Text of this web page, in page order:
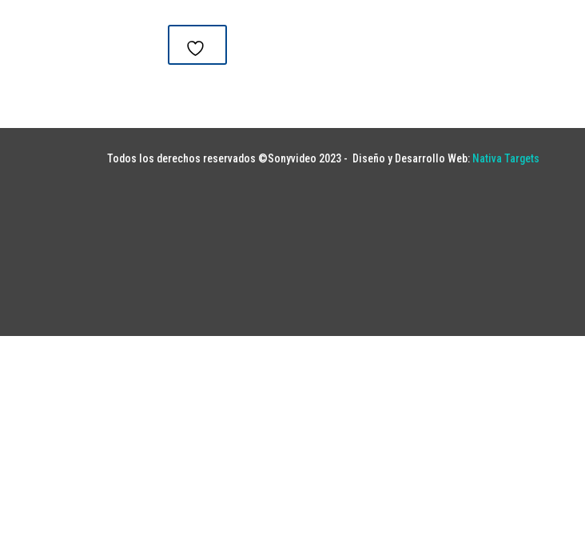
Todos los derechos reservados ©Sonyvideo 2023 - Diseño y Desarrollo Web: Nativa Targets